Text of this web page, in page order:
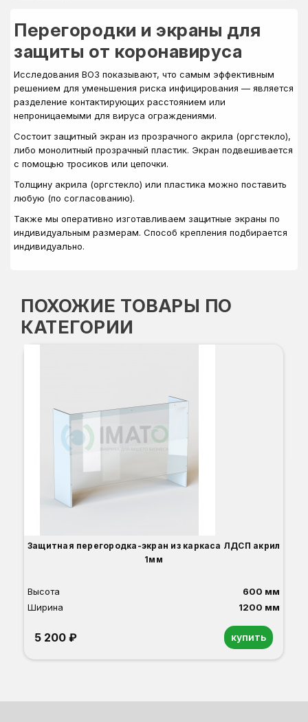
Перегородки и экраны для
защиты от коронавируса
Исследования ВОЗ показывают, что самым эффективным
решением для уменьшения риска инфицирования — является
разделение контактирующих расстоянием или
непроницаемыми для вируса ограждениями.
Состоит защитный экран из прозрачного акрила (оргстекло),
либо монолитный прозрачный пластик. Экран подвешивается
с помощью тросиков или цепочки.
Толщину акрила (оргстекло) или пластика можно поставить
любую (по согласованию).
Также мы оперативно изготавливаем защитные экраны по
индивидуальным размерам. Способ крепления подбирается
индивидуально.
ПОХОЖИЕ ТОВАРЫ ПО
КАТЕГОРИИ
Защитная перегородка-экран из каркаса ЛДСП акрил
1мм
Высота
600 мм
Ширина
1200 мм
5 200 ₽ купить